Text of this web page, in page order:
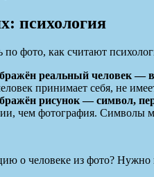
психология
по фото, как считают
реальный человек —
принимает себя, не
рисунок — символ,
чем фотография. Символы
о человеке из фото? Нужно